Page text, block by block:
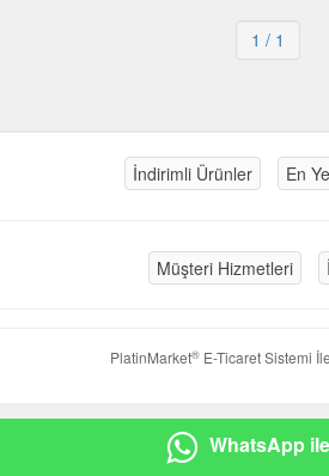
1 / 1
İndirimli Ürünler En
Müşteri Hizmetleri
PlatinMarket®E-Ticaret Sistemi
WhatsApp